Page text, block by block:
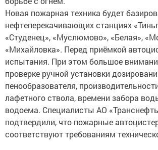
Новая пожарная техника будет
нефтеперекачивающих станциях
«Студенец», «Муслюмово», «Белая»,
«Михайловка». Перед приёмкой
испытания. При этом большое
проверке ручной установки
пенообразователя,
лафетного ствола, времени забора
водоема. Специалисты АО
подтвердили, что пожарные
соответствуют требованиям